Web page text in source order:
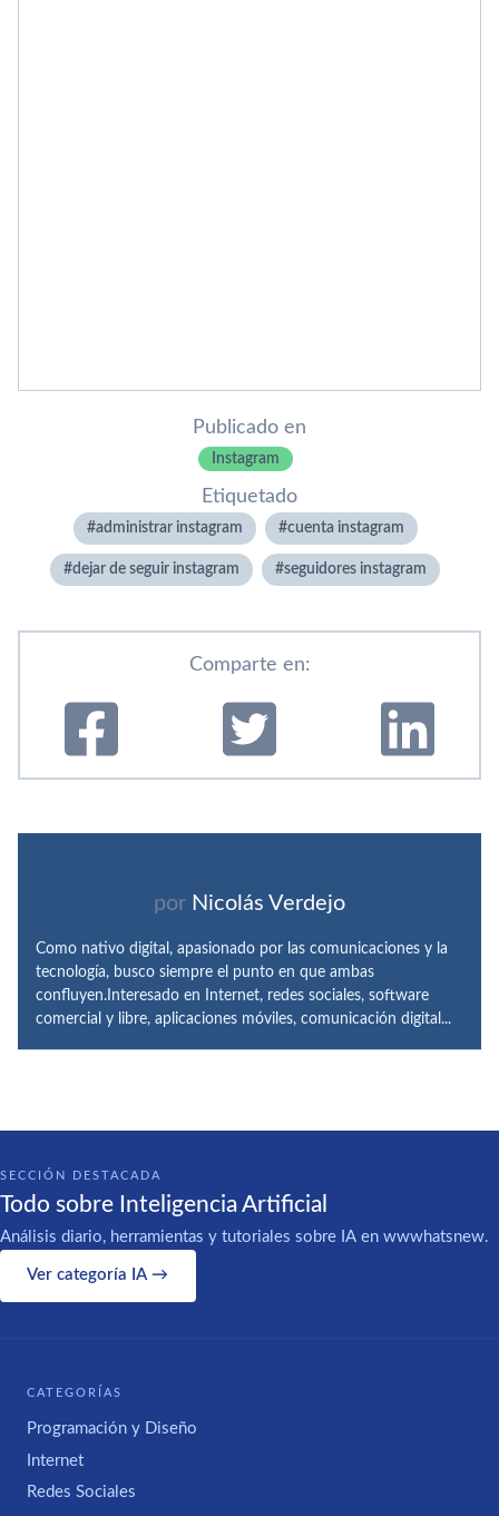
Publicado en
Instagram
Etiquetado
administrar instagram cuenta instagram
dejar de seguir instagram seguidores instagram
Comparte en:
por Nicolás Verdejo
Como nativo digital, apasionado por las comunicaciones y la
tecnología, busco siempre el punto en que ambas
confluyen.Interesado en Internet, redes sociales, software
comercial y libre, aplicaciones móviles, comunicación digital...
SECCIÓN DESTACADA
Todo sobre Inteligencia Artificial
Análisis diario, herramientas y tutoriales sobre IA en wwwhatsnew.
Ver categoría IA →
CATEGORÍAS
Programación y Diseño
Internet
Redes Sociales